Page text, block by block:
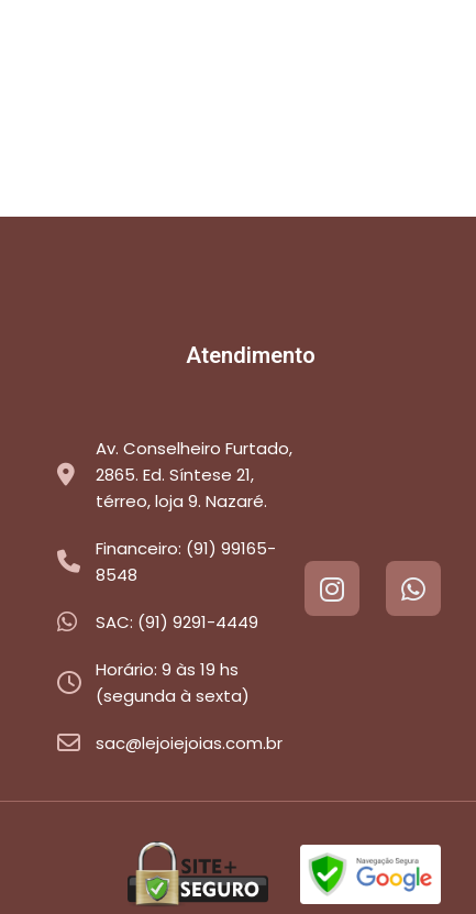
Atendimento
Av. Conselheiro Furtado,
2865. Ed. Síntese 21,
térreo, loja 9. Nazaré.
Financeiro: (91) 99165-
8548
SAC: (91) 9291-4449
Horário: 9 às 19 hs
(segunda à sexta)
sac@lejoiejoias.com.br